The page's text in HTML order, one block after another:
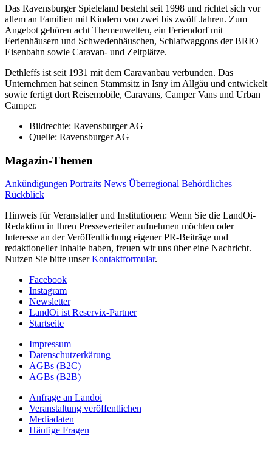
Das Ravensburger Spieleland besteht seit 1998 und richtet sich vor
allem an Familien mit Kindern von zwei bis zwölf Jahren. Zum
Angebot gehören acht Themenwelten, ein Feriendorf mit
Ferienhäusern und Schwedenhäuschen, Schlafwaggons der BRIO
Eisenbahn sowie Caravan- und Zeltplätze.
Dethleffs ist seit 1931 mit dem Caravanbau verbunden. Das
Unternehmen hat seinen Stammsitz in Isny im Allgäu und entwickelt
sowie fertigt dort Reisemobile, Caravans, Camper Vans und Urban
Camper.
Bildrechte: Ravensburger AG
Quelle: Ravensburger AG
Magazin-Themen
Ankündigungen Portraits News Überregional Behördliches
Rückblick
Hinweis für Veranstalter und Institutionen: Wenn Sie die LandOi-
Redaktion in Ihren Presseverteiler aufnehmen möchten oder
Interesse an der Veröffentlichung eigener PR-Beiträge und
redaktioneller Inhalte haben, freuen wir uns über eine Nachricht.
Nutzen Sie bitte unserKontaktformular.
Facebook
Instagram
Newsletter
LandOi ist Reservix-Partner
Startseite
Impressum
Datenschutzerkärung
AGBs (B2C)
AGBs (B2B)
Anfrage an Landoi
Veranstaltung veröffentlichen
Mediadaten
Häufige Fragen